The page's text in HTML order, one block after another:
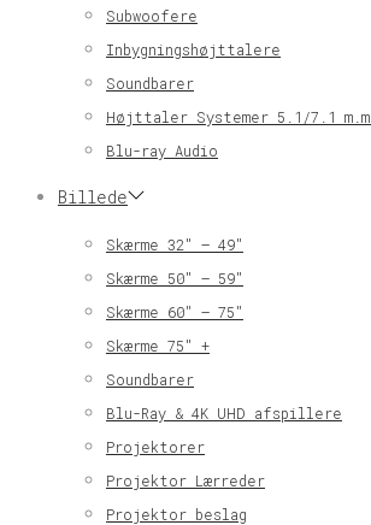
Subwoofere
Inbygningshøjttalere
Soundbarer
Højttaler Systemer 5.1/7.1 m.m.
Blu-ray Audio
Billede
Skærme 32″ – 49″
Skærme 50″ – 59″
Skærme 60″ – 75″
Skærme 75″ +
Soundbarer
Blu-Ray & 4K UHD afspillere
Projektorer
Projektor Lærreder
Projektor beslag